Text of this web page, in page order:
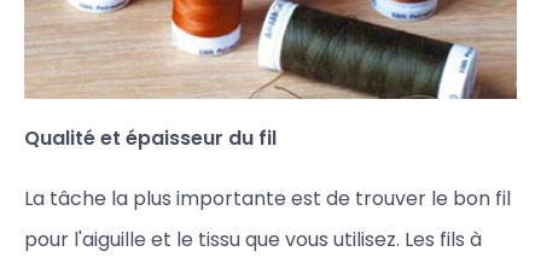
Qualité et épaisseur du fil
La tâche la plus importante est de trouver le bon fil
pour l'aiguille et le tissu que vous utilisez. Les fils à